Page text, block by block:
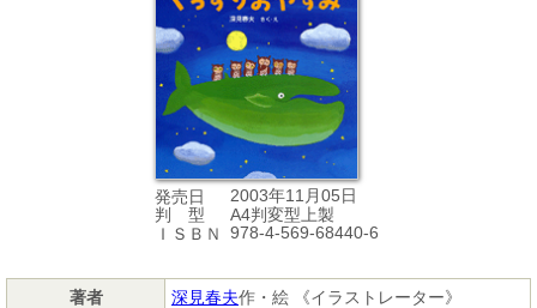
発売日
2003年11月05日
判 型
A4判変型上製
ＩＳＢＮ
978-4-569-68440-6
著者 深見春夫作・絵 《イラストレーター》